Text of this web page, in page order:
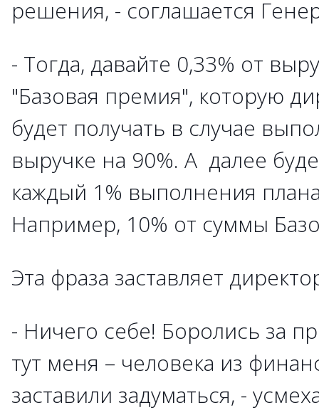
решения, - соглашается
- Тогда, давайте 0,33% от
"Базовая премия", которую
будет получать в случае
выручке на 90%. А далее
каждый 1% выполнения
Например, 10% от суммы
Эта фраза заставляет
- Ничего себе! Боролись за
тут меня – человека из
заставили задуматься, -